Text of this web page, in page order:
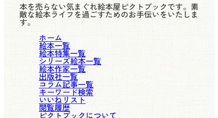
本を売らない気まぐれ絵本屋ピクトブックです。素
敵な絵本ライフを過ごすためのお手伝いをいたしま
す。
ホーム
絵本一覧
絵本特集一覧
シリーズ絵本一覧
絵本作家一覧
出版社一覧
コラム記事一覧
キーワード検索
いいねリスト
閲覧履歴
ピクトブックについて